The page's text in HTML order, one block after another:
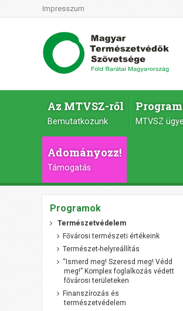
Impresszum
Az MTVSZ-ről
Bemutatkozunk MTVSZ
Adományozz!
Támogatás
Programok
Természetvédelem
Fővárosi természeti értékeink
Természet-helyreállítás
“Ismerd meg! Szeresd meg! Védd
meg!” Komplex foglalkozás védett
fővárosi területeken
Finanszírozás és
természetvédelem